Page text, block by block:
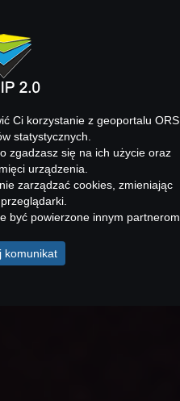
Ci korzystanie z geoportalu
statystycznych.
zgadzasz się na ich użycie oraz
urządzenia.
zarządzać cookies, zmieniając
być powierzone innym
komunikat